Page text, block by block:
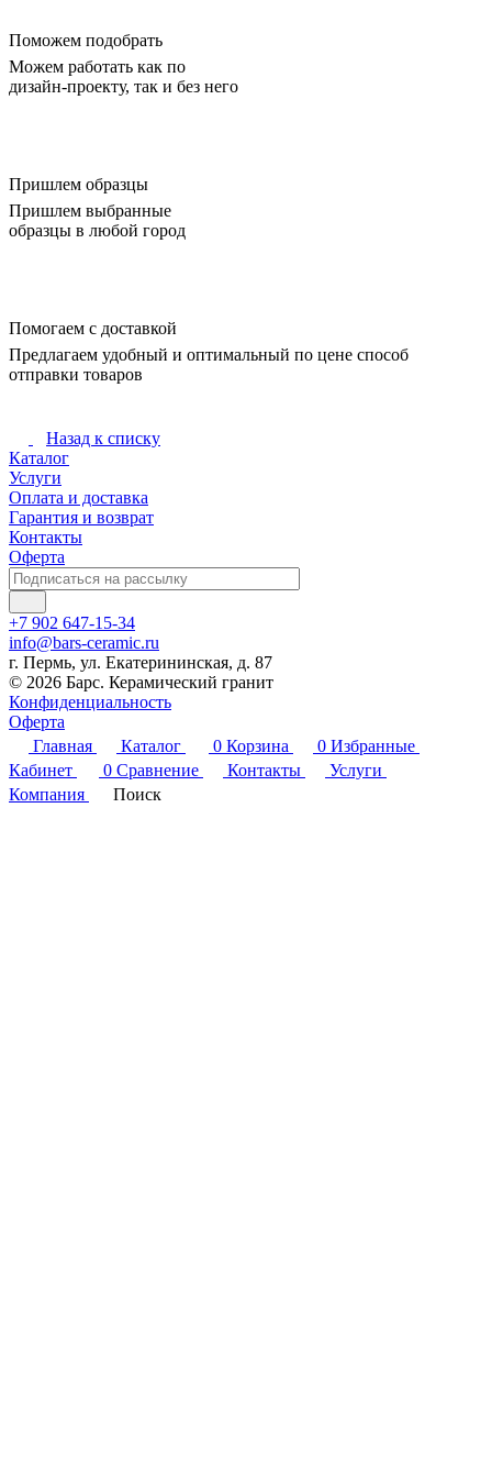
Поможем подобрать
Можем работать как по
дизайн-проекту, так и без него
Пришлем образцы
Пришлем выбранные
образцы в любой город
Помогаем с доставкой
Предлагаем удобный и оптимальный по цене способ
отправки товаров
Назад к списку
Каталог
Услуги
Оплата и доставка
Гарантия и возврат
Контакты
Оферта
+7 902 647-15-34
info@bars-ceramic.ru
г. Пермь, ул. Екатерининская, д. 87
© 2026 Барс. Керамический гранит
Конфиденциальность
Оферта
Главная
Каталог 0 Корзина 0 Избранные
Кабинет
0 Сравнение Контакты
Услуги
Компания
Поиск